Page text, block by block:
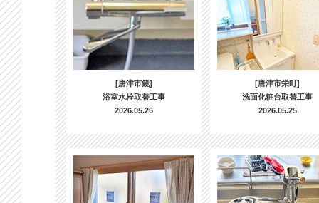
[唐津市鏡]
浴室水栓取替工事
2026.05.26
[唐津市栄町]
洗面化粧台取替工事
2026.05.25